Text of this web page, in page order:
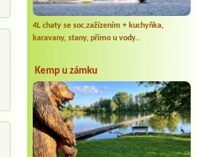
4L chaty se soc.zažízením + kuchyňka,
karavany, stany, přímo u vody..
Kemp u zámku